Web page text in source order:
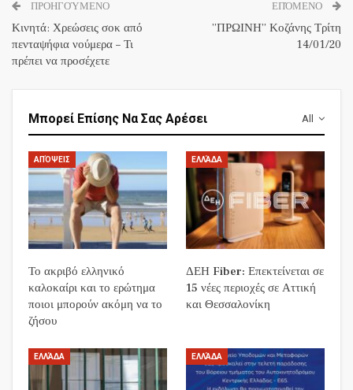
ΠΡΟΗΓΟΎΜΕΝΟ
Κινητά: Χρεώσεις σοκ από
πενταψήφια νούμερα – Τι
πρέπει να προσέχετε
ΕΠΌΜΕΝΟ
”ΠΡΩΙΝΗ” Κοζάνης Τρίτη
14/01/20
All
Μπορεί Επίσης Να Σας Αρέσει
ΑΠΌΨΕΙΣ
Το ακριβό ελληνικό
καλοκαίρι και το ερώτημα
ποιοι μπορούν ακόμη να το
ζήσου
ΕΛΛΆΔΑ
ΔΕΗ Fiber: Επεκτείνεται σε
15 νέες περιοχές σε Αττική
και Θεσσαλονίκη
ΕΛΛΆΔΑ ΕΛΛΆΔΑ